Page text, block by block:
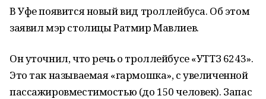
В Уфе появится новый вид троллейбуса. Об этом
заявил мэр столицы Ратмир Мавлиев.
Он уточнил, что речь о троллейбусе «УТТЗ 6243».
Это так называемая «гармошка», с увеличенной
пассажировместимостью (до 150 человек). Запас